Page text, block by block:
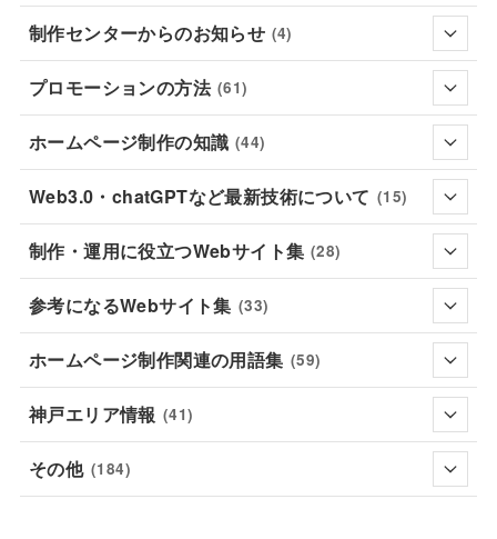
制作センターからのお知らせ (4)
プロモーションの方法 (61)
ホームページ制作の知識 (44)
Web3.0・chatGPTなど最新技術について (15)
制作・運用に役立つWebサイト集 (28)
参考になるWebサイト集 (33)
ホームページ制作関連の用語集 (59)
神戸エリア情報 (41)
その他 (184)